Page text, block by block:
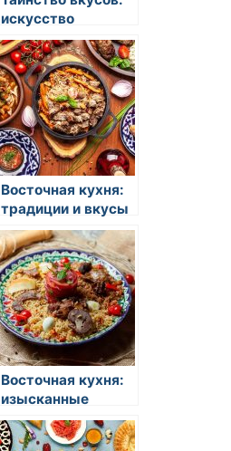
искусство
восточной кухни
Восточная кухня:
традиции и вкусы
Восточная кухня:
изысканные
блюда и традиции